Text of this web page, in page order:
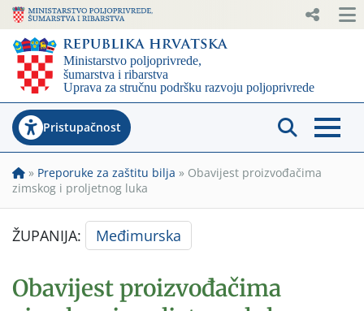
Pristupačnost
» Preporuke za zaštitu bilja » Obavijest proizvođačima
zimskog i proljetnog luka
ŽUPANIJA: Međimurska
Obavijest proizvođačima